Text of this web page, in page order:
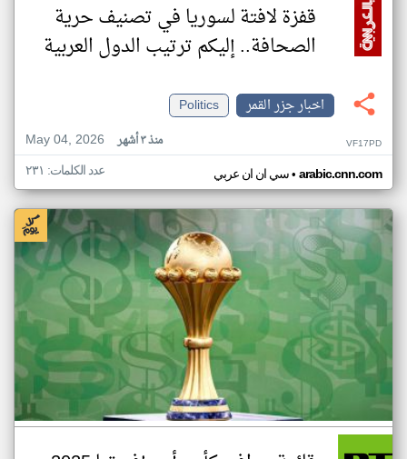
قفزة لافتة لسوريا في تصنيف حرية
الصحافة.. إليكم ترتيب الدول العربية
اخبار جزر القمر
Politics
May 04, 2026
منذ ٣ أشهر VF17PD
سي ان ان عربي• arabic.cnn.com عدد الكلمات: ٢٣١